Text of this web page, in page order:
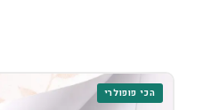
הכי פופולרי